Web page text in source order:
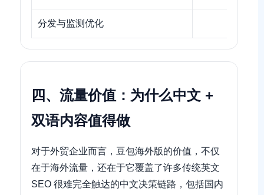
分发与监测优化
四、流量价值：为什么中文 +
双语内容值得做
对于外贸企业而言，豆包海外版的价值，不仅
在于海外流量，还在于它覆盖了许多传统英文
SEO 很难完全触达的中文决策链路，包括国内